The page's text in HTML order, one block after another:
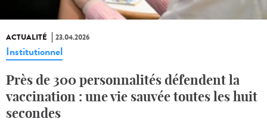
ACTUALITÉ 23.04.2026
Institutionnel
Près de 300 personnalités défendent la
vaccination : une vie sauvée toutes les huit
secondes